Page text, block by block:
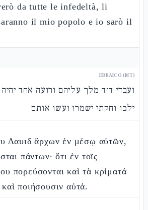
da tutte le infedeltà, li
il mio popolo e io sarò il
EBRAICO (MT)
ועבדי דוד מלך עליהם ורועה אחד
ילכו וחקתי ישמרו ועשו אותם
Δαυιδ ἄρχων ἐν μέσῳ αὐτῶν,
πάντων· ὅτι ἐν τοῖς
πορεύσονται καὶ τὰ κρίματά
ποιήσουσιν αὐτά.